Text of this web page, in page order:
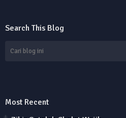
Search This Blog
Most Recent